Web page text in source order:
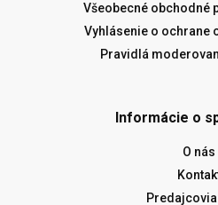
Všeobecné obchodné
Vyhlásenie o ochrane
Pravidlá
Informácie o
O nás